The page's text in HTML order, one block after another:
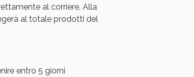
al corriere. Alla
al totale prodotti del
entro 5 giorni